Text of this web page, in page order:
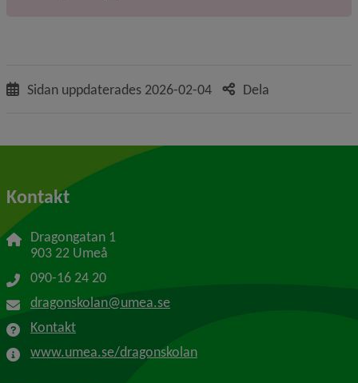
Sidan uppdaterades 2026-02-04 Dela
Kontakt
Dragongatan 1
903 22 Umeå
090-16 24 20
dragonskolan@umea.se
Kontakt
www.umea.se/dragonskolan